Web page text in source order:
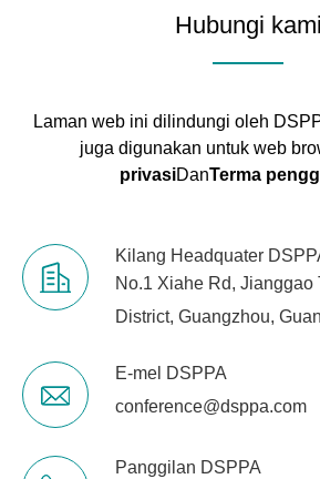
Hubungi kami
Laman web ini dilindungi oleh
juga digunakan untuk web
privasiDanTerma
Kilang Headquater
No.1 Xiahe Rd, Jianggao
District, Guangzhou,
E-mel DSPPA
conference@dsppa.com
Panggilan DSPPA